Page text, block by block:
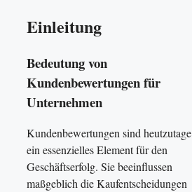
Einleitung
Bedeutung von
Kundenbewertungen für
Unternehmen
Kundenbewertungen sind heutzutage
ein essenzielles Element für den
Geschäftserfolg. Sie beeinflussen
maßgeblich die Kaufentscheidungen